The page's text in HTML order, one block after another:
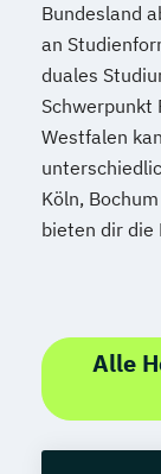
Bundesland
an
duales
Schwerpunkt
Westfalen
Köln,
bieten dir die
Alle